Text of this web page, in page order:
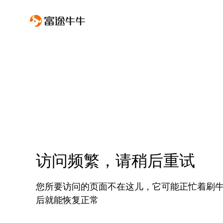
访问频繁，请稍后重试
您所要访问的页面不在这儿，它可能正忙着刷
后就能恢复正常